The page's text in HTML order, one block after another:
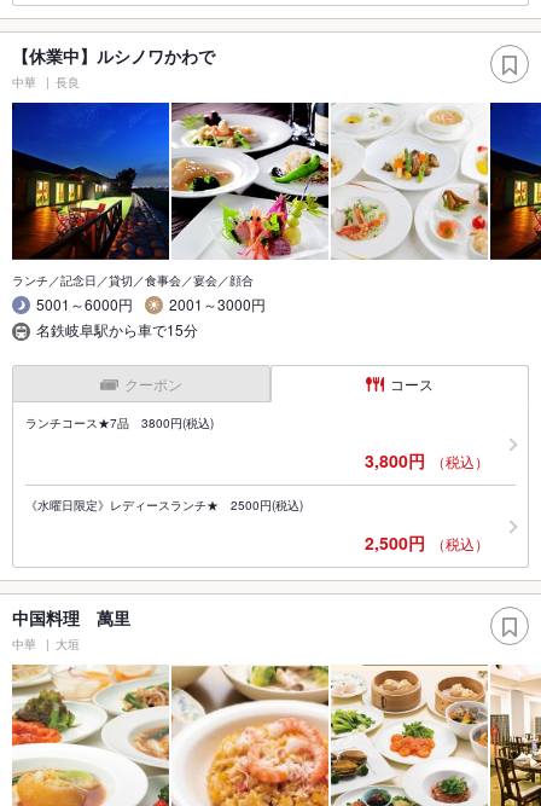
【休業中】ルシノワかわで
中華 長良
ランチ／記念日／貸切／食事会／宴会／顔合
5001～6000円
2001～3000円
名鉄岐阜駅から車で15分
クーポン コース
ランチコース★7品 3800円(税込)
3,800円 （税込）
《水曜日限定》レディースランチ★ 2500円(税込)
2,500円 （税込）
中国料理 萬里
中華 大垣